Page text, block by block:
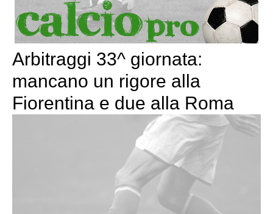
Arbitraggi 33^ giornata:
mancano un rigore alla
Fiorentina e due alla Roma